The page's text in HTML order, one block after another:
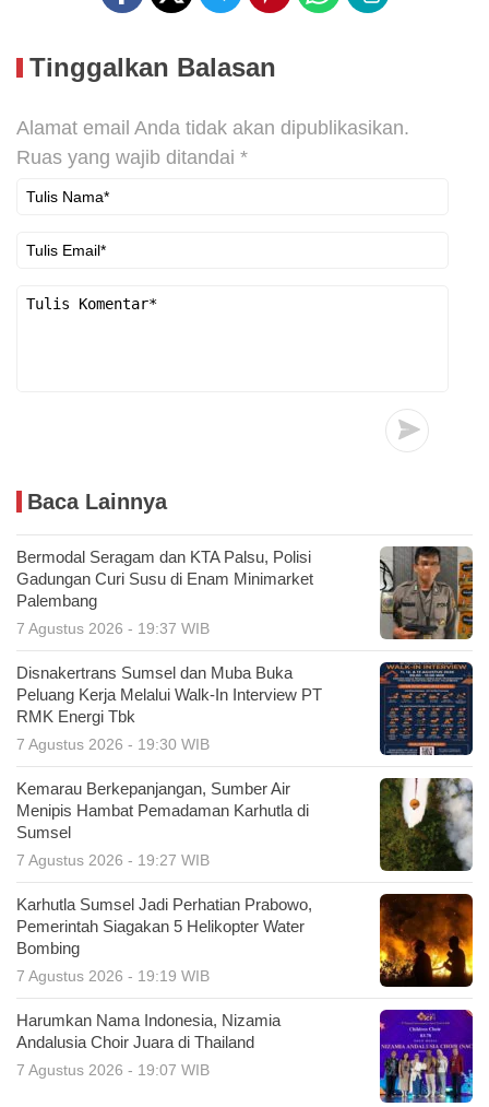
Tinggalkan Balasan
Alamat email Anda tidak akan dipublikasikan.
Ruas yang wajib ditandai *
Baca Lainnya
Bermodal Seragam dan KTA Palsu, Polisi
Gadungan Curi Susu di Enam Minimarket
Palembang
7 Agustus 2026 - 19:37 WIB
Disnakertrans Sumsel dan Muba Buka
Peluang Kerja Melalui Walk-In Interview PT
RMK Energi Tbk
7 Agustus 2026 - 19:30 WIB
Kemarau Berkepanjangan, Sumber Air
Menipis Hambat Pemadaman Karhutla di
Sumsel
7 Agustus 2026 - 19:27 WIB
Karhutla Sumsel Jadi Perhatian Prabowo,
Pemerintah Siagakan 5 Helikopter Water
Bombing
7 Agustus 2026 - 19:19 WIB
Harumkan Nama Indonesia, Nizamia
Andalusia Choir Juara di Thailand
7 Agustus 2026 - 19:07 WIB